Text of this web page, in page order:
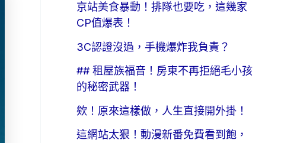
京站美食暴動！排隊也要吃，這幾家
CP值爆表！
3C認證沒過，手機爆炸我負責？
## 租屋族福音！房東不再拒絕毛小孩
的秘密武器！
欸！原來這樣做，人生直接開外掛！
這網站太狠！動漫新番免費看到飽，